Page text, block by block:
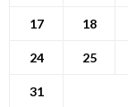
17 18
24 25
31